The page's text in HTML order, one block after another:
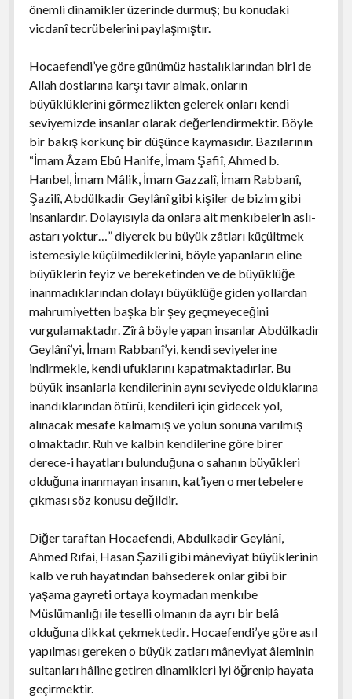
önemli dinamikler üzerinde durmuş; bu konudaki
vicdanî tecrübelerini paylaşmıştır.
Hocaefendi’ye göre günümüz hastalıklarından biri de
Allah dostlarına karşı tavır almak, onların
büyüklüklerini görmezlikten gelerek onları kendi
seviyemizde insanlar olarak değerlendirmektir. Böyle
bir bakış korkunç bir düşünce kaymasıdır. Bazılarının
“İmam Âzam Ebû Hanife, İmam Şafiî, Ahmed b.
Hanbel, İmam Mâlik, İmam Gazzalî, İmam Rabbanî,
Şazilî, Abdülkadir Geylânî gibi kişiler de bizim gibi
insanlardır. Dolayısıyla da onlara ait menkıbelerin aslı-
astarı yoktur…” diyerek bu büyük zâtları küçültmek
istemesiyle küçülmediklerini, böyle yapanların eline
büyüklerin feyiz ve bereketinden ve de büyüklüğe
inanmadıklarından dolayı büyüklüğe giden yollardan
mahrumiyetten başka bir şey geçmeyeceğini
vurgulamaktadır. Zîrâ böyle yapan insanlar Abdülkadir
Geylânî’yi, İmam Rabbanî’yi, kendi seviyelerine
indirmekle, kendi ufuklarını kapatmaktadırlar. Bu
büyük insanlarla kendilerinin aynı seviyede olduklarına
inandıklarından ötürü, kendileri için gidecek yol,
alınacak mesafe kalmamış ve yolun sonuna varılmış
olmaktadır. Ruh ve kalbin kendilerine göre birer
derece-i hayatları bulunduğuna o sahanın büyükleri
olduğuna inanmayan insanın, kat’iyen o mertebelere
çıkması söz konusu değildir.
Diğer taraftan Hocaefendi, Abdulkadir Geylânî,
Ahmed Rıfai, Hasan Şazilî gibi mâneviyat büyüklerinin
kalb ve ruh hayatından bahsederek onlar gibi bir
yaşama gayreti ortaya koymadan menkıbe
Müslümanlığı ile teselli olmanın da ayrı bir belâ
olduğuna dikkat çekmektedir. Hocaefendi’ye göre asıl
yapılması gereken o büyük zatları mâneviyat âleminin
sultanları hâline getiren dinamikleri iyi öğrenip hayata
geçirmektir.